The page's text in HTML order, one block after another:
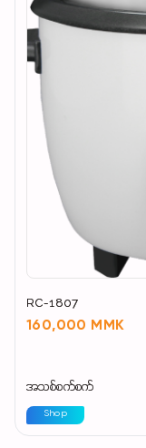
RC-1807
160,000 MMK
အသစ်စက်စက်
Shop